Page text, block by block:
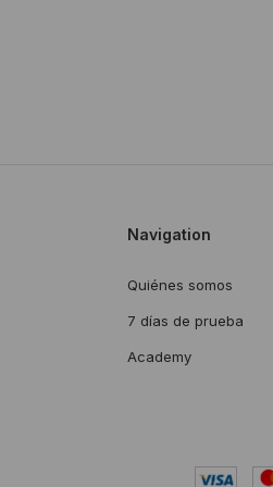
Navigation
Quiénes somos
7 días de prueba
Academy